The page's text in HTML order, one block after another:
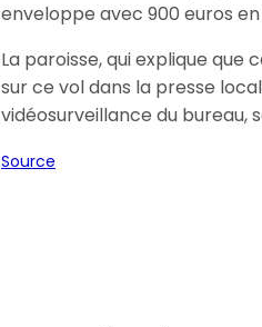
enveloppe avec 900 euros
La paroisse, qui explique
sur ce vol dans la presse
vidéosurveillance du bureau,
Source